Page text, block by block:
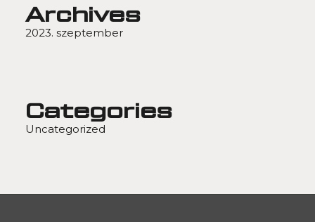
Archives
2023. szeptember
Categories
Uncategorized